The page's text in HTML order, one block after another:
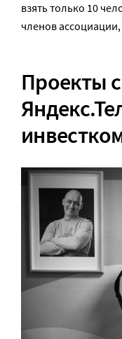
взять только 10
членов
Проекты с